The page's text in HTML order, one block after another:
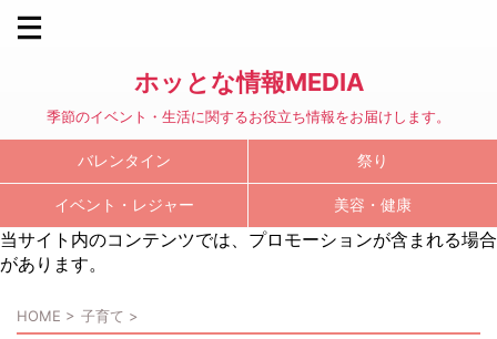
ホッとな情報MEDIA
季節のイベント・生活に関するお役立ち情報をお届けします。
バレンタイン 祭り
イベント・レジャー 美容・健康
当サイト内のコンテンツでは、プロモーションが含まれる場合
があります。
HOME > 子育て >